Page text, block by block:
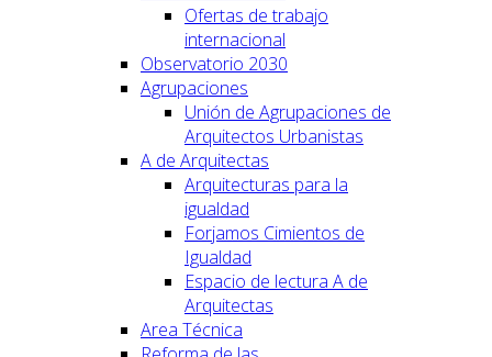
Ofertas de trabajo
internacional
Observatorio 2030
Agrupaciones
Unión de Agrupaciones de
Arquitectos Urbanistas
A de Arquitectas
Arquitecturas para la
igualdad
Forjamos Cimientos de
Igualdad
Espacio de lectura A de
Arquitectas
Area Técnica